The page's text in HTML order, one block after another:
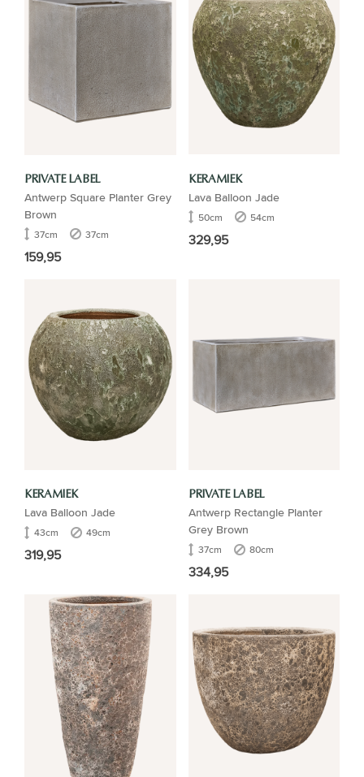
PRIVATE LABEL
Antwerp Square Planter Grey
Brown
37cm 37cm
159,95
KERAMIEK
Lava Balloon Jade
50cm 54cm
329,95
KERAMIEK
Lava Balloon Jade
43cm 49cm
319,95
PRIVATE LABEL
Antwerp Rectangle Planter
Grey Brown
37cm 80cm
334,95